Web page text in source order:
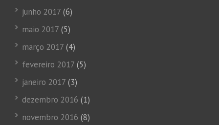
junho 2017 (6)
maio 2017 (5)
março 2017 (4)
fevereiro 2017 (5)
janeiro 2017 (3)
dezembro 2016 (1)
novembro 2016 (8)